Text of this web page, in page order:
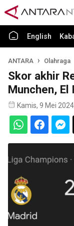
English
ANTARA Olahraga
Skor akhir
Munchen,
Kamis, 9 Mei